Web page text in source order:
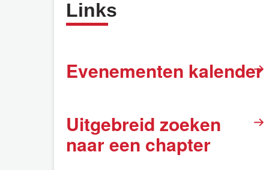
Links
Evenementen kalender
Uitgebreid zoeken
naar een chapter